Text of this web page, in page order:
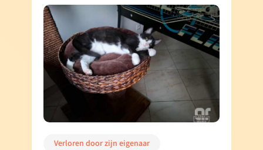
Verloren door zijn eigenaar